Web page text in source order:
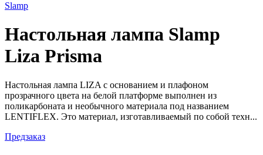
Slamp
Настольная лампа Slamp
Liza Prisma
Настольная лампа LIZA с основанием и плафоном
прозрачного цвета на белой платформе выполнен из
поликарбоната и необычного материала под названием
LENTIFLEX. Это материал, изготавливаемый по собой техн...
Предзаказ